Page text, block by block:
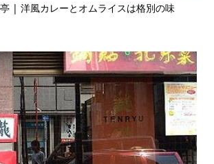
亭 | 洋風カレーとオムライスは格別の味